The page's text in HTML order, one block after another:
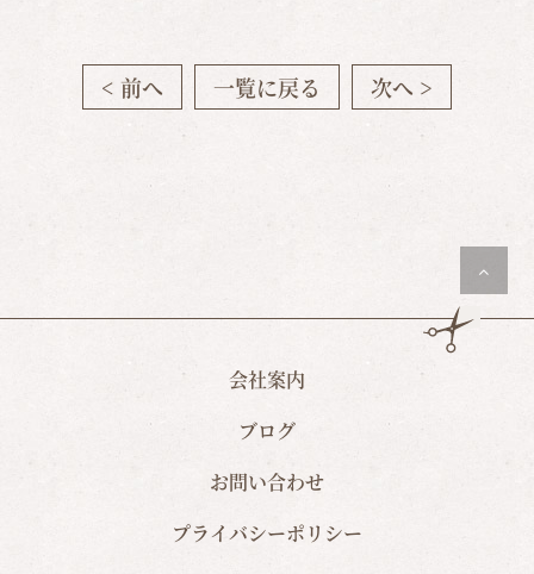
< 前へ 一覧に戻る 次へ >
会社案内
ブログ
お問い合わせ
プライバシーポリシー